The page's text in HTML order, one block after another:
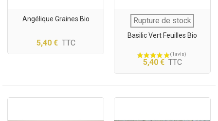
Angélique Graines Bio
5,40 € TTC
Rupture de stock
Basilic Vert Feuilles Bio
5,40 € TTC